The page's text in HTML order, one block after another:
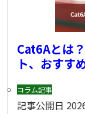
Cat6Aとは
ト、おすす
コラム記事
記事公開日